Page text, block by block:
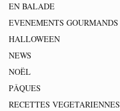
EN BALADE
EVENEMENTS GOURMANDS
HALLOWEEN
NEWS
NOËL
PÂQUES
RECETTES VEGETARIENNES